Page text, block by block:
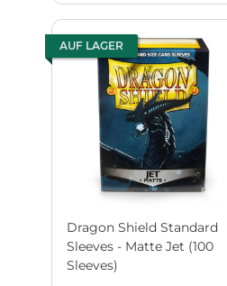
Dragon Shield Standard
Sleeves - Matte Jet (100
Sleeves)
AUF LAGER